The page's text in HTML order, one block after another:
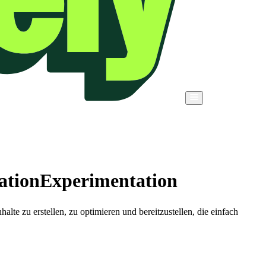
Experimentation
zu erstellen, zu optimieren und bereitzustellen, die einfach